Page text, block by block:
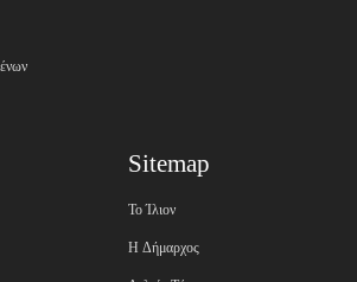
Sitemap
Το Ίλιον
H Δήμαρχος